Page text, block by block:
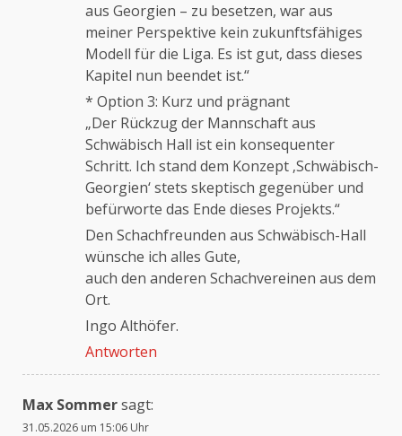
aus Georgien – zu besetzen, war aus
meiner Perspektive kein zukunftsfähiges
Modell für die Liga. Es ist gut, dass dieses
Kapitel nun beendet ist.“
* Option 3: Kurz und prägnant
„Der Rückzug der Mannschaft aus
Schwäbisch Hall ist ein konsequenter
Schritt. Ich stand dem Konzept ‚Schwäbisch-
Georgien‘ stets skeptisch gegenüber und
befürworte das Ende dieses Projekts.“
Den Schachfreunden aus Schwäbisch-Hall
wünsche ich alles Gute,
auch den anderen Schachvereinen aus dem
Ort.
Ingo Althöfer.
Antworten
Max Sommersagt:
31.05.2026 um 15:06 Uhr